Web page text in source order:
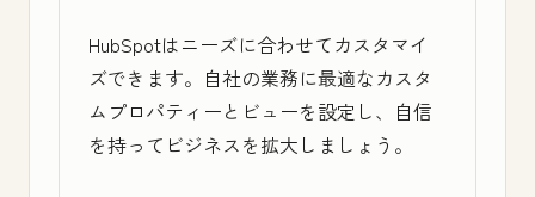
HubSpotはニーズに合わせてカスタマイ
ズできます。自社の業務に最適なカスタ
ムプロパティーとビューを設定し、自信
を持ってビジネスを拡大しましょう。